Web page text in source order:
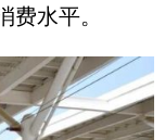
费水平。